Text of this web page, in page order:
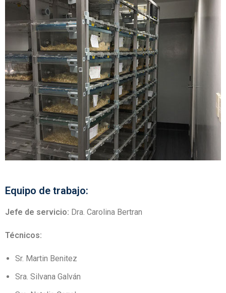
Equipo de trabajo:
Jefe de servicio: Dra. Carolina Bertran
Técnicos:
Sr. Martin Benitez
Sra. Silvana Galván